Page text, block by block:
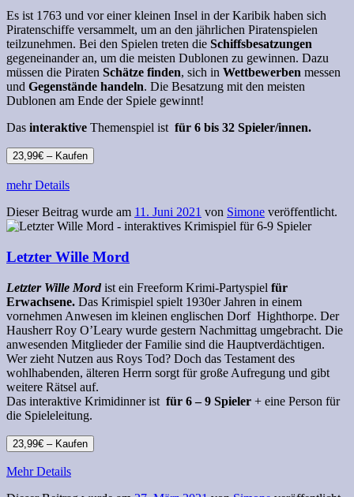
Es ist 1763 und vor einer kleinen Insel in der Karibik haben sich
Piratenschiffe versammelt, um an den jährlichen Piratenspielen
teilzunehmen. Bei den Spielen treten die Schiffsbesatzungen
gegeneinander an, um die meisten Dublonen zu gewinnen. Dazu
müssen die Piraten Schätze finden, sich in Wettbewerben messen
und Gegenstände handeln. Die Besatzung mit den meisten
Dublonen am Ende der Spiele gewinnt!
Das interaktive Themenspiel ist für 6 bis 32 Spieler/innen.
23,99€ – Kaufen
mehr Details
Dieser Beitrag wurde am 11. Juni 2021 von Simone veröffentlicht.
Letzter Wille Mord
Letzter Wille Mordist ein Freeform Krimi-Partyspiel für
Erwachsene. Das Krimispiel spielt 1930er Jahren in einem
vornehmen Anwesen im kleinen englischen Dorf Highthorpe. Der
Hausherr Roy O’Leary wurde gestern Nachmittag umgebracht. Die
anwesenden Mitglieder der Familie sind die Hauptverdächtigen.
Wer zieht Nutzen aus Roys Tod? Doch das Testament des
wohlhabenden, älteren Herrn sorgt für große Aufregung und gibt
weitere Rätsel auf.
Das interaktive Krimidinner ist für 6 – 9 Spieler + eine Person für
die Spieleleitung.
23,99€ – Kaufen
Mehr Details